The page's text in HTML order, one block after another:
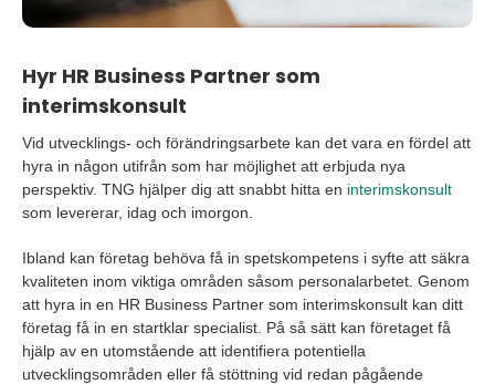
Hyr HR Business Partner som
interimskonsult
Vid utvecklings- och förändringsarbete kan det vara en fördel att
hyra in någon utifrån som har möjlighet att erbjuda nya
perspektiv. TNG hjälper dig att snabbt hitta en interimskonsult
som levererar, idag och imorgon.
Ibland kan företag behöva få in spetskompetens i syfte att säkra
kvaliteten inom viktiga områden såsom personalarbetet. Genom
att hyra in en HR Business Partner som interimskonsult kan ditt
företag få in en startklar specialist. På så sätt kan företaget få
hjälp av en utomstående att identifiera potentiella
utvecklingsområden eller få stöttning vid redan pågående